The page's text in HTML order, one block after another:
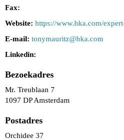
Fax:
Website: https://www.hka.com/
E-mail: tonymauritz@hka.com
Linkedin:
Bezoekadres
Mr. Treublaan 7
1097 DP Amsterdam
Postadres
Orchidee 37